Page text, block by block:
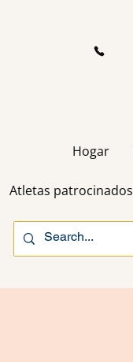
Hogar
Atletas patrocinados